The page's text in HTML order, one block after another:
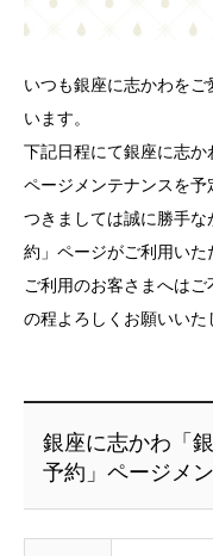
いつも銀座に志かわを
います。
下記日程にて銀座に志か
ページメンテナンスを予
つきましては誠に勝手
約」ページがご利用いた
ご利用のお客さまへは
の程よろしくお願いいた
銀座に志かわ「
予約」ページメ